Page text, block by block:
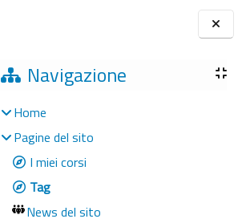
Blocchi
Navigazione
Home
Pagine del sito
I miei corsi
Tag
News del sito